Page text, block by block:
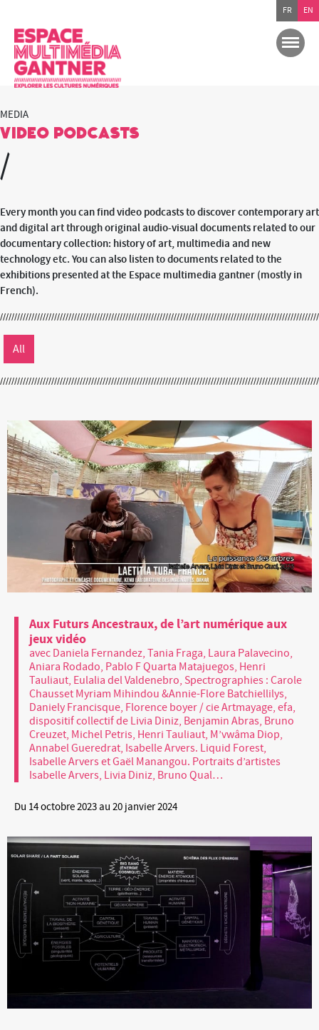
MEDIA
Video podcasts
/
Every month you can find video podcasts to discover contemporary art
and digital art through original audio-visual documents related to our
documentary collection: history of art, multimedia and new
technology etc. You can also listen to documents related to the
exhibitions presented at the Espace multimedia gantner (mostly in
French).
All
Aux Futurs Ancestraux, de l’art numérique aux
jeux vidéo
avec Daniela Fernandez, Tania Fraga, Laura Palavecino,
Aniara Rodado, Pablo F Quarta Matajuegos, Henri
Tauliaut, Eulalia del Valdenebro, Spectrographies : Carole
Chausset Myriam Mihindou &Annie-Flore Batchiellilys,
Daniely Francisque, Florence boyer / cie Artmayage, efa,
dispositif collectif de Livia Diniz, Benjamin Abras, Bruno
Creuzet, Michel Petris, Henri Tauliaut, M’vwâma Diop,
Annabel Gueredrat, Isabelle Arvers. Liquid Forest,
Isabelle Arvers et Gaël Manangou. Portraits d’artistes
Isabelle Arvers, Livia Diniz, Bruno Qual…
Du 14 octobre 2023 au 20 janvier 2024
FR EN